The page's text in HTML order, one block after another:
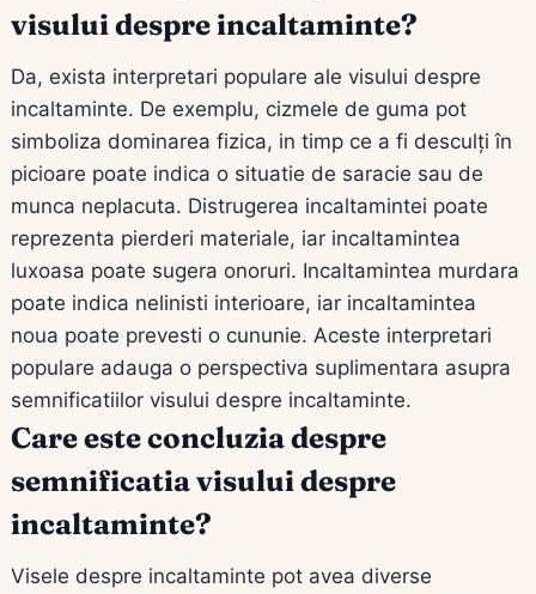
visului despre incaltaminte?
Da, exista interpretari populare ale visului despre
incaltaminte. De exemplu, cizmele de guma pot
simboliza dominarea fizica, in timp ce a fi desculți în
picioare poate indica o situatie de saracie sau de
munca neplacuta. Distrugerea incaltamintei poate
reprezenta pierderi materiale, iar incaltamintea
luxoasa poate sugera onoruri. Incaltamintea murdara
poate indica nelinisti interioare, iar incaltamintea
noua poate prevesti o cununie. Aceste interpretari
populare adauga o perspectiva suplimentara asupra
semnificatiilor visului despre incaltaminte.
Care este concluzia despre
semnificatia visului despre
incaltaminte?
Visele despre incaltaminte pot avea diverse